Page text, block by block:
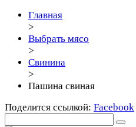
Главная
>
Выбрать мясо
>
Свинина
>
Пашина свиная
Поделится ссылкой: Facebook